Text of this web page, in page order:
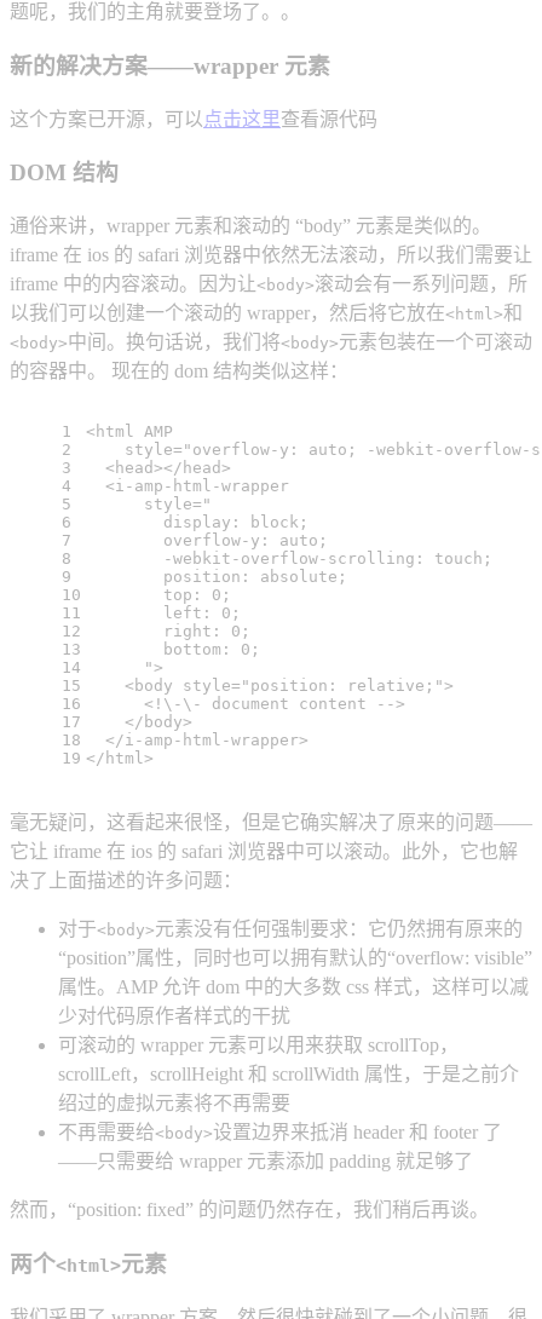
题呢，我们的主角就要登场了。。
新的解决方案——wrapper 元素
这个方案已开源，可以 点击这里查看源代码
DOM 结构
通俗来讲，wrapper 元素和滚动的 “body” 元素是类似的。
iframe 在 ios 的 safari 浏览器中依然无法滚动，所以我们需要让
iframe 中的内容滚动。因为让 <body>滚动会有一系列问题，所
以我们可以创建一个滚动的 wrapper，然后将它放在<html>和
<body>中间。换句话说，我们将<body>元素包装在一个可滚动
的容器中。 现在的 dom 结构类似这样：
1
2
3
4
5
6
7
8
9
10
11
12
13
14
15
16
17
18
19
< html AMP
style= "overflow-y: auto; -webkit-
< head></ head>
<i-amp-html-wrapper
style= "
        display: block;
        overflow-y: auto;
        -webkit-overflow-scrolling: touch;
        position: absolute;
        top: 0;
        left: 0;
        right: 0;
        bottom: 0;
      "
>
< body style= "position: relative;">
      <!\-\- document content -->
</ body>
</i-amp-html-wrapper>
</ html>
毫无疑问，这看起来很怪，但是它确实解决了原来的问题——
它让 iframe 在 ios 的 safari 浏览器中可以滚动。此外，它也解
决了上面描述的许多问题：
对于<body>元素没有任何强制要求：它仍然拥有原来的
“position”属性，同时也可以拥有默认的“overflow: visible”
属性。AMP 允许 dom 中的大多数 css 样式，这样可以减
少对代码原作者样式的干扰
可滚动的 wrapper 元素可以用来获取 scrollTop，
scrollLeft，scrollHeight 和 scrollWidth 属性，于是之前介
绍过的虚拟元素将不再需要
不再需要给<body>设置边界来抵消 header 和 footer 了
——只需要给 wrapper 元素添加 padding 就足够了
然而，“position: fixed” 的问题仍然存在，我们稍后再谈。
两个<html>元素